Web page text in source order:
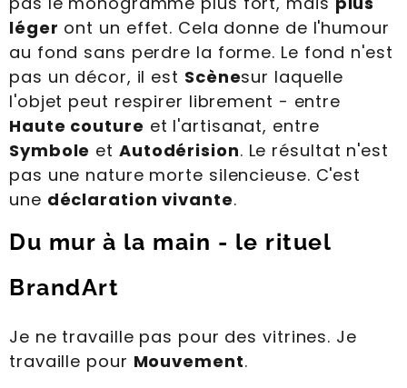
léger ont un effet. Cela donne de l'humour
au fond sans perdre la forme. Le fond n'est
pas un décor, il est Scènesur laquelle
l'objet peut respirer librement - entre
Haute couture et l'artisanat, entre
Symbole et Autodérision. Le résultat n'est
pas une nature morte silencieuse. C'est
une déclaration vivante.
Du mur à la main - le rituel
BrandArt
Je ne travaille pas pour des vitrines. Je
travaille pour Mouvement.